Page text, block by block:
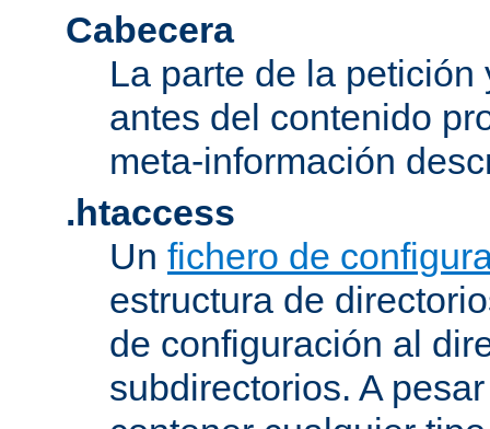
Cabecera
La parte de la
antes del contenido
meta-información
.htaccess
Un fichero de
estructura de
de configuración al
subdirectorios. A